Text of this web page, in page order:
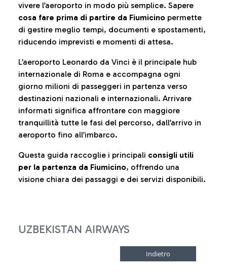
vivere l’aeroporto in modo più semplice. Sapere
cosa fare prima di partire da Fiumicino permette
di gestire meglio tempi, documenti e spostamenti,
riducendo imprevisti e momenti di attesa.
L’aeroporto Leonardo da Vinci è il principale hub
internazionale di Roma e accompagna ogni
giorno milioni di passeggeri in partenza verso
destinazioni nazionali e internazionali. Arrivare
informati significa affrontare con maggiore
tranquillità tutte le fasi del percorso, dall’arrivo in
aeroporto fino all’imbarco.
Questa guida raccoglie i principali consigli utili
per la partenza da Fiumicino, offrendo una
visione chiara dei passaggi e dei servizi disponibili.
UZBEKISTAN AIRWAYS